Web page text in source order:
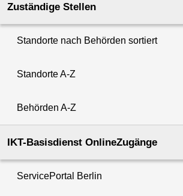
Zuständige Stellen
Standorte nach Behörden sortiert
Standorte A-Z
Behörden A-Z
IKT-Basisdienst OnlineZugänge
ServicePortal Berlin